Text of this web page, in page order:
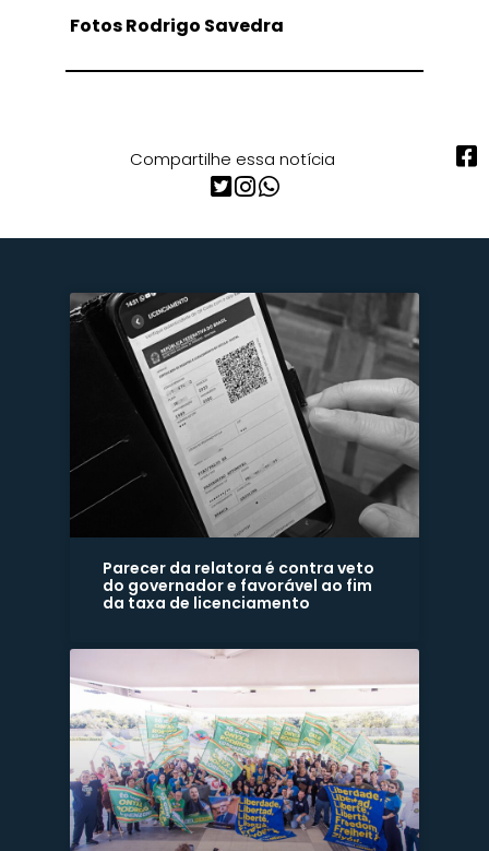
Fotos Rodrigo Savedra
Compartilhe essa notícia
Parecer da relatora é contra veto
do governador e favorável ao fim
da taxa de licenciamento